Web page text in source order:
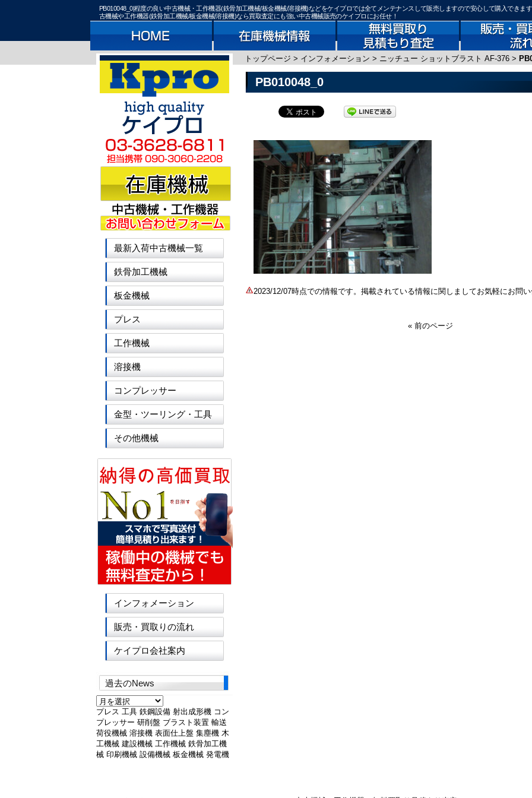
PB010048_0|程度の良い中古機械・工作機器(鉄骨加工機械/板金機械/溶接機)などをケイプロでは全てメンテナンスして販売しますので安心して購入できま
古機械や工作機器(鉄骨加工機械/板金機械/溶接機)なら買取査定にも強い中古機械販売のケイプロにお任せ！
トップページ > インフォメーション > ニッチュー ショットブラスト AF-376 >
PB010048_0
2023/12/07時点での情報です。掲載されている情報に関しましてお気軽にお問い
« 前のページ
最新入荷中古機械一覧
鉄骨加工機械
板金機械
プレス
工作機械
溶接機
コンプレッサー
金型・ツーリング・工具
その他機械
インフォメーション
販売・買取りの流れ
ケイプロ会社案内
過去のNews
過
去
の
News
プレス 工具 鉄鋼設備 射出成形機 コン
プレッサー 研削盤 ブラスト装置 輸送
荷役機械 溶接機 表面仕上盤 集塵機 木
工機械 建設機械 工作機械 鉄骨加工機
械 印刷機械 設備機械 板金機械 発電機